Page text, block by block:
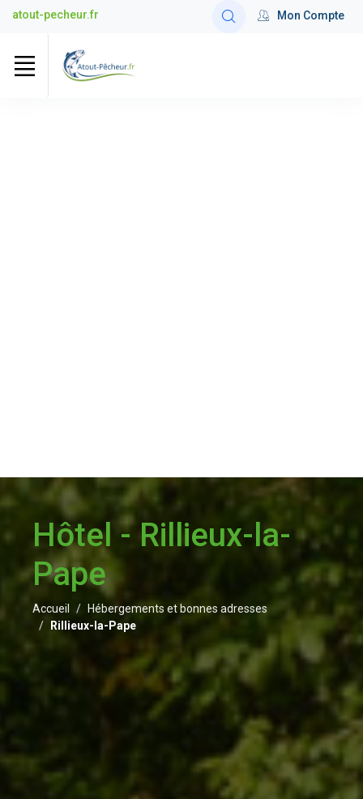
atout-pecheur.fr Mon Compte
Hôtel - Rillieux-la-
Pape
Accueil
Hébergements et bonnes adresses
Rillieux-la-Pape